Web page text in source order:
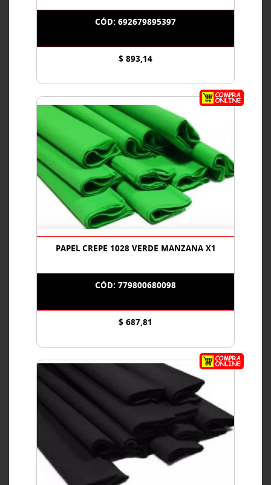
CÓD: 692679895397
$ 893,14
PAPEL CREPE 1028 VERDE MANZANA X1
CÓD: 779800680098
$ 687,81